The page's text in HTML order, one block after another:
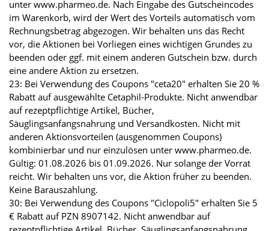
unter www.pharmeo.de. Nach Eingabe des Gutscheincodes
im Warenkorb, wird der Wert des Vorteils automatisch vom
Rechnungsbetrag abgezogen. Wir behalten uns das Recht
vor, die Aktionen bei Vorliegen eines wichtigen Grundes zu
beenden oder ggf. mit einem anderen Gutschein bzw. durch
eine andere Aktion zu ersetzen.
23: Bei Verwendung des Coupons "ceta20" erhalten Sie 20 %
Rabatt auf ausgewählte Cetaphil-Produkte. Nicht anwendbar
auf rezeptpflichtige Artikel, Bücher,
Säuglingsanfangsnahrung und Versandkosten. Nicht mit
anderen Aktionsvorteilen (ausgenommen Coupons)
kombinierbar und nur einzulösen unter www.pharmeo.de.
Gültig: 01.08.2026 bis 01.09.2026. Nur solange der Vorrat
reicht. Wir behalten uns vor, die Aktion früher zu beenden.
Keine Barauszahlung.
30: Bei Verwendung des Coupons "Ciclopoli5" erhalten Sie 5
€ Rabatt auf PZN 8907142. Nicht anwendbar auf